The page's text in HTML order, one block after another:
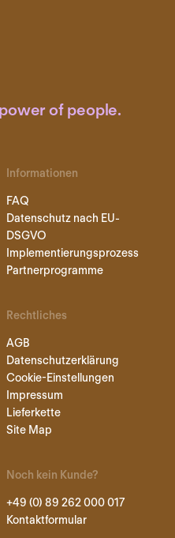
of people.
Informationen
FAQ
Datenschutz nach EU-
DSGVO
Implementierungsprozess
Partnerprogramme
Rechtliches
AGB
Datenschutzerklärung
Cookie-Einstellungen
Impressum
Lieferkette
Site Map
Noch kein Kunde?
+49 (0) 89 262 000 017
Kontaktformular